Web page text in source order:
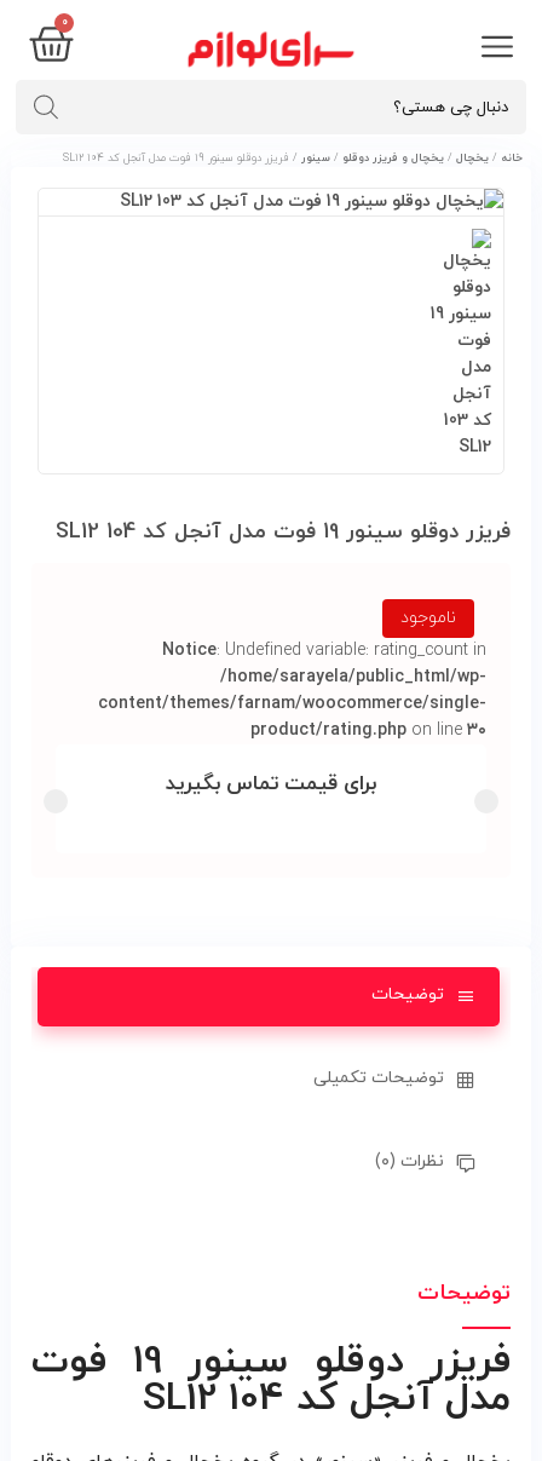
۰
خانه / یخچال/ یخچال و فریزر دوقلو / سینور / فریزر دوقلو سینور 19 فوت مدل آنجل کد 104 SL12
فریزر دوقلو سینور 19 فوت مدل آنجل کد 104 SL12
ناموجود
Notice: Undefined variable: rating_count in
/home/sarayela/public_html/wp-
content/themes/farnam/woocommerce/single-
product/rating.php on line۳۰
برای قیمت تماس بگیرید
توضیحات
توضیحات تکمیلی
نظرات (۰)
توضیحات
فریزر دوقلو سینور 19 فوت
مدل آنجل کد 104 SL12